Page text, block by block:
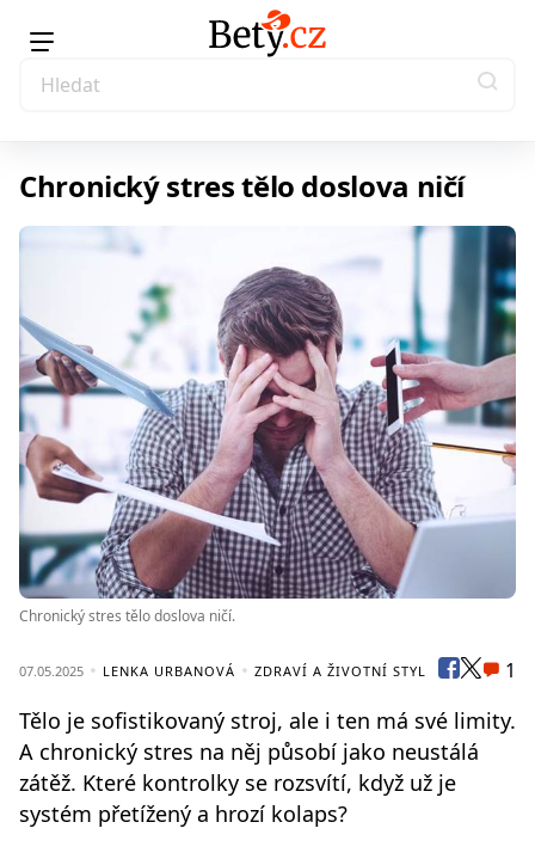
Chronický stres tělo doslova ničí
Chronický stres tělo doslova ničí.
07.05.2025 LENKA URBANOVÁ ZDRAVÍ A ŽIVOTNÍ STYL 1
Tělo je sofistikovaný stroj, ale i ten má své limity.
A chronický stres na něj působí jako neustálá
zátěž. Které kontrolky se rozsvítí, když už je
systém přetížený a hrozí kolaps?